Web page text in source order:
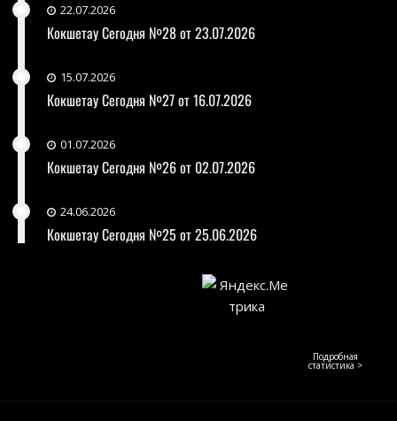
22.07.2026
Кокшетау Сегодня №28 от 23.07.2026
15.07.2026
Кокшетау Сегодня №27 от 16.07.2026
01.07.2026
Кокшетау Сегодня №26 от 02.07.2026
24.06.2026
Кокшетау Сегодня №25 от 25.06.2026
Подробная
статистика >